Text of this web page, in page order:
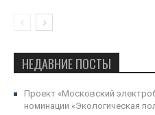
НЕДАВНИЕ ПОСТЫ
Проект «Московский
номинации «Экологическая